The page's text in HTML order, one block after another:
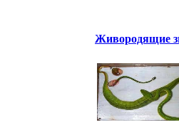
Живородящие